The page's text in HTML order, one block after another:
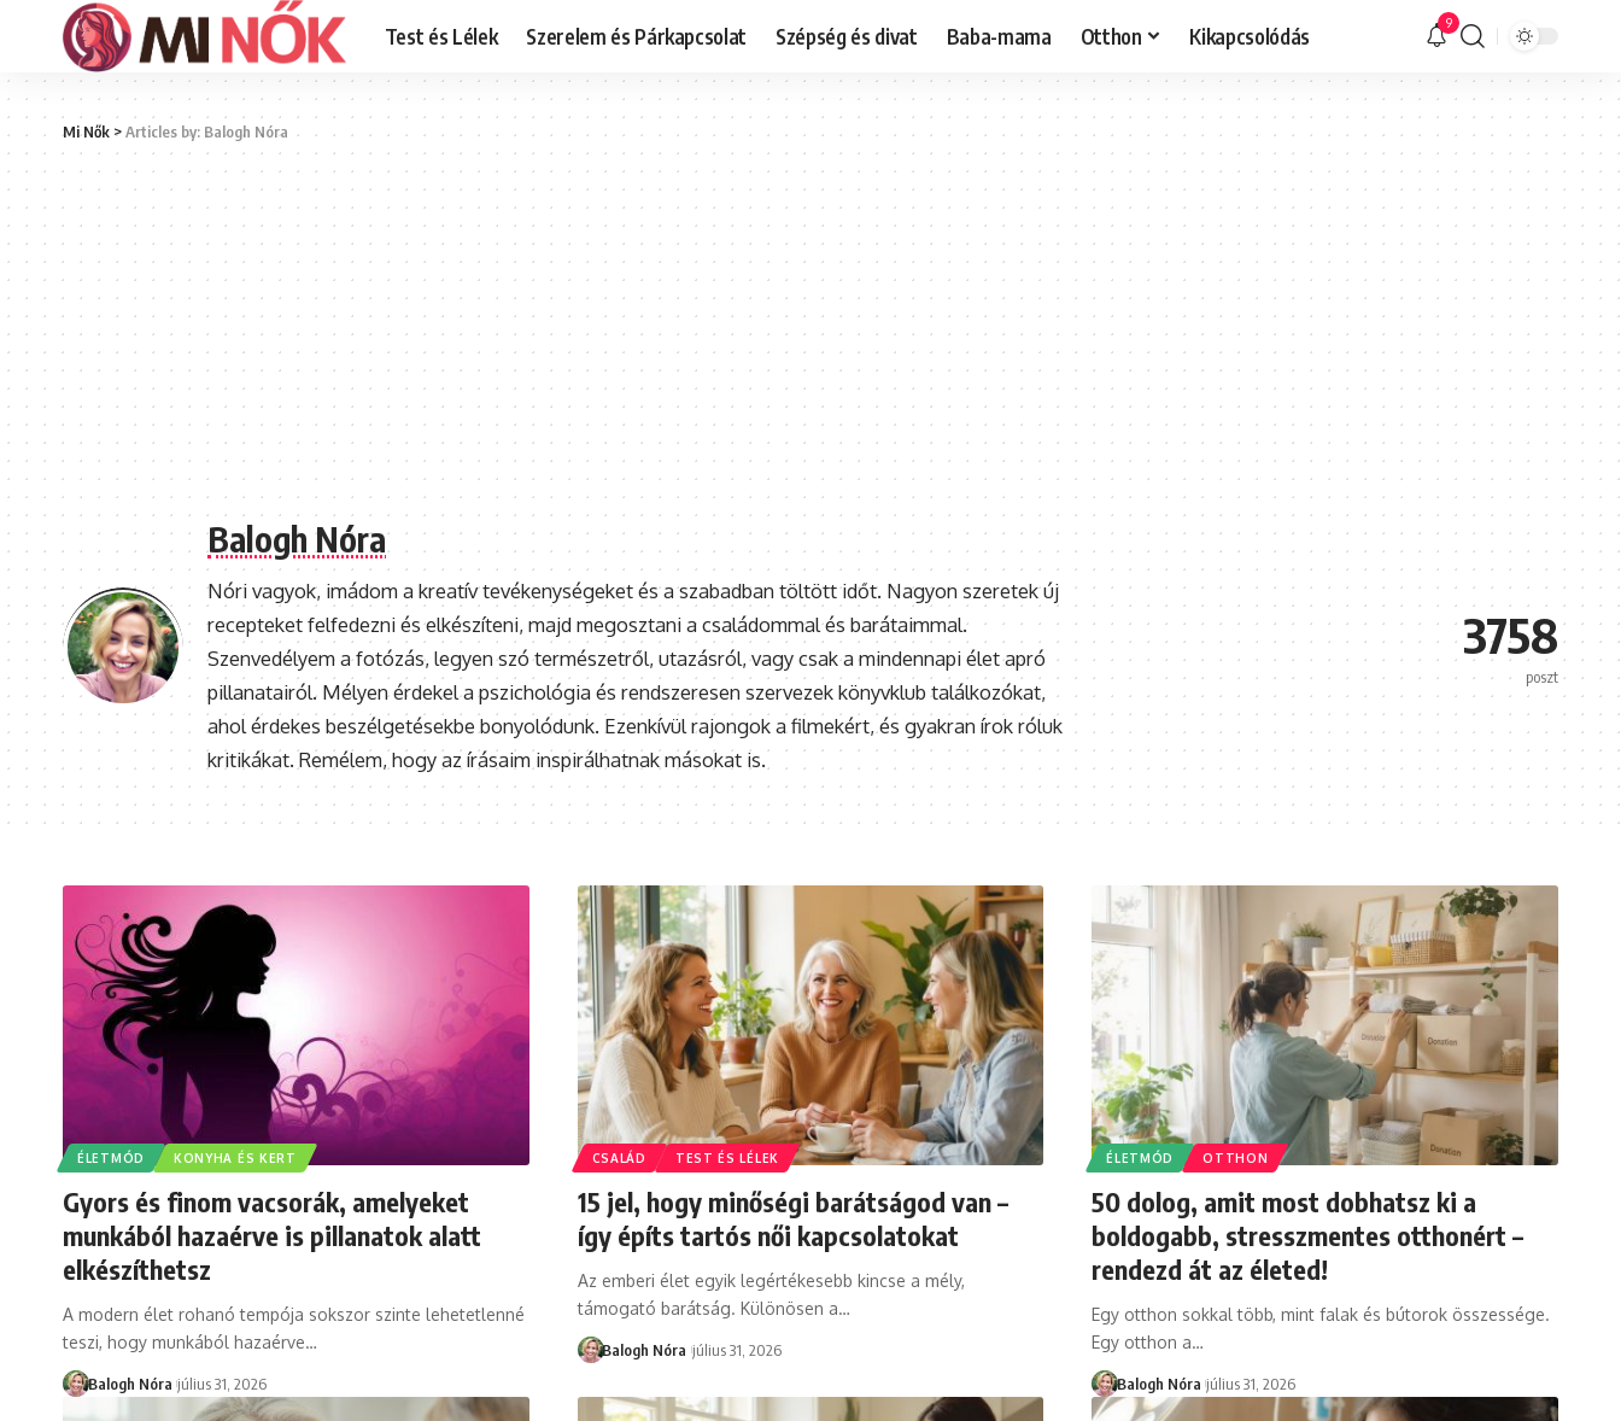
Test és Lélek Szerelem és Párkapcsolat Szépség és divat Baba-mama Otthon Kikapcsolódás 9
Mi Nők >Articles by: Balogh Nóra
Balogh Nóra
Nóri vagyok, imádom a kreatív tevékenységeket és a szabadban töltött időt. Nagyon szeretek új
recepteket felfedezni és elkészíteni, majd megosztani a családommal és barátaimmal.
Szenvedélyem a fotózás, legyen szó természetről, utazásról, vagy csak a mindennapi élet apró
pillanatairól. Mélyen érdekel a pszichológia és rendszeresen szervezek könyvklub találkozókat,
ahol érdekes beszélgetésekbe bonyolódunk. Ezenkívül rajongok a filmekért, és gyakran írok róluk
kritikákat. Remélem, hogy az írásaim inspirálhatnak másokat is.
3758
poszt
ÉLETMÓD KONYHA ÉS KERT
Gyors és finom vacsorák, amelyeket
munkából hazaérve is pillanatok alatt
elkészíthetsz
A modern élet rohanó tempója sokszor szinte lehetetlenné
teszi, hogy munkából hazaérve…
Balogh Nóra július 31, 2026
CSALÁD TEST ÉS LÉLEK
15 jel, hogy minőségi barátságod van –
így építs tartós női kapcsolatokat
Az emberi élet egyik legértékesebb kincse a mély,
támogató barátság. Különösen a…
Balogh Nóra július 31, 2026
ÉLETMÓD OTTHON
50 dolog, amit most dobhatsz ki a
boldogabb, stresszmentes otthonért –
rendezd át az életed!
Egy otthon sokkal több, mint falak és bútorok összessége.
Egy otthon a…
Balogh Nóra július 31, 2026